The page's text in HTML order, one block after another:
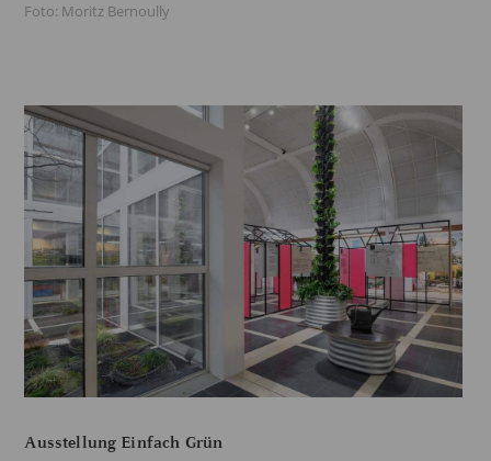
Foto: Moritz Bernoully
Ausstellung Einfach Grün